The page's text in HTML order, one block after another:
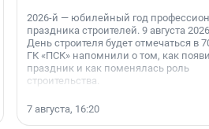
2026-й — юбилейный год
праздника строителей. 9 августа
День строителя будет отмечаться в
ГК «ПСК» напомнили о том, как
праздник и как поменялась роль
строительства.
7 августа, 16:20